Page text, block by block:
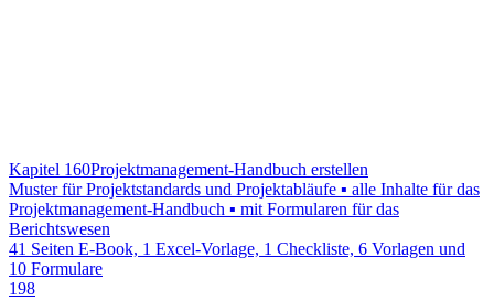
Kapitel 160Projektmanagement-Handbuch erstellen
Muster für Projektstandards und Projektabläufe ▪ alle Inhalte für das
Projektmanagement-Handbuch ▪ mit Formularen für das
Berichtswesen
41 Seiten E-Book, 1 Excel-Vorlage, 1 Checkliste, 6 Vorlagen und
10 Formulare
198